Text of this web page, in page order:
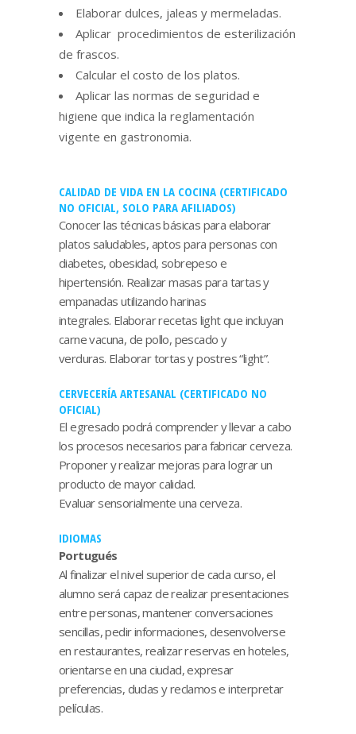
Elaborar dulces, jaleas y mermeladas.
Aplicar procedimientos de esterilización
de frascos.
Calcular el costo de los platos.
Aplicar las normas de seguridad e
higiene que indica la reglamentación
vigente en gastronomia.
CALIDAD DE VIDA EN LA COCINA (CERTIFICADO
NO OFICIAL, SOLO PARA AFILIADOS)
Conocer las técnicas básicas para elaborar
platos saludables, aptos para personas con
diabetes, obesidad, sobrepeso e
hipertensión. Realizar masas para tartas y
empanadas utilizando harinas
integrales. Elaborar recetas light que incluyan
carne vacuna, de pollo, pescado y
verduras. Elaborar tortas y postres “light”.
CERVECERÍA ARTESANAL (CERTIFICADO NO
OFICIAL)
El egresado podrá comprender y llevar a cabo
los procesos necesarios para fabricar cerveza.
Proponer y realizar mejoras para lograr un
producto de mayor calidad.
Evaluar sensorialmente una cerveza.
IDIOMAS
Portugués
Al finalizar el nivel superior de cada curso, el
alumno será capaz de realizar presentaciones
entre personas, mantener conversaciones
sencillas, pedir informaciones, desenvolverse
en restaurantes, realizar reservas en hoteles,
orientarse en una ciudad, expresar
preferencias, dudas y reclamos e interpretar
películas.